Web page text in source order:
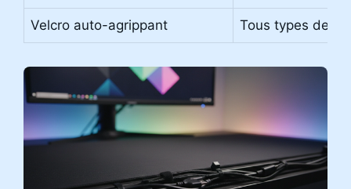
Velcro auto-agrippant Tous types de